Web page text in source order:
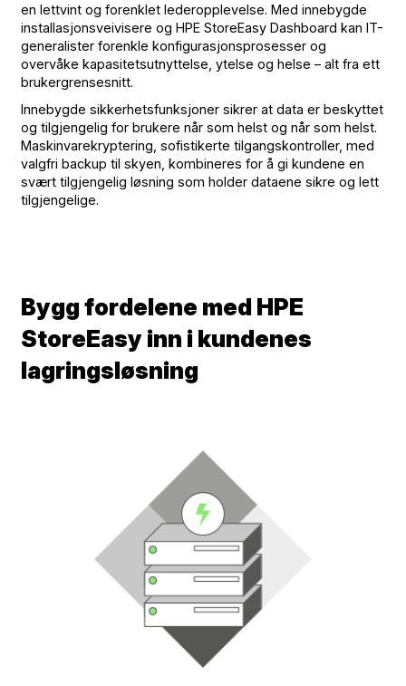
en lettvint og forenklet lederopplevelse. Med innebygde
installasjonsveivisere og HPE StoreEasy Dashboard kan IT-
generalister forenkle konfigurasjonsprosesser og
overvåke kapasitetsutnyttelse, ytelse og helse – alt fra ett
brukergrensesnitt.
Innebygde sikkerhetsfunksjoner sikrer at data er beskyttet
og tilgjengelig for brukere når som helst og når som helst.
Maskinvarekryptering, sofistikerte tilgangskontroller, med
valgfri backup til skyen, kombineres for å gi kundene en
svært tilgjengelig løsning som holder dataene sikre og lett
tilgjengelige.
Bygg fordelene med HPE
StoreEasy inn i kundenes
lagringsløsning